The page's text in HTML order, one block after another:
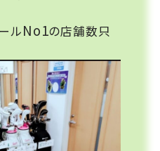
ルNo1の店舗数只